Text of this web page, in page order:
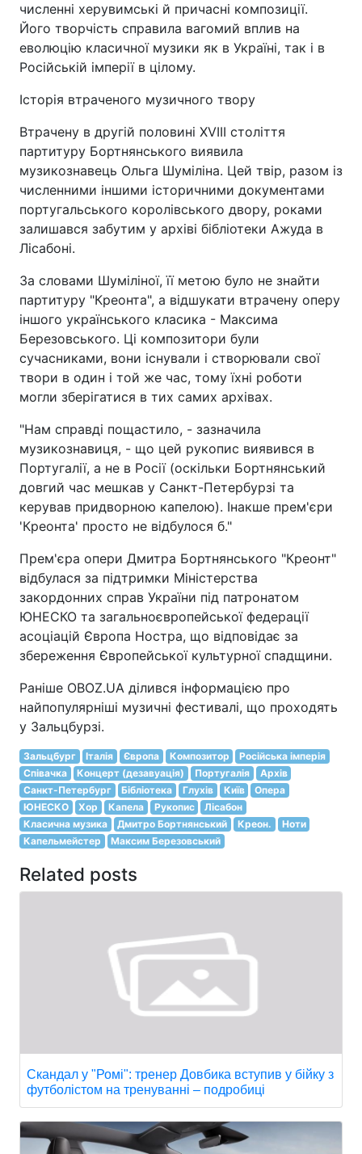
численні херувимські й причасні композиції.
Його творчість справила вагомий вплив на
еволюцію класичної музики як в Україні, так і в
Російській імперії в цілому.
Історія втраченого музичного твору
Втрачену в другій половині XVIII століття
партитуру Бортнянського виявила
музикознавець Ольга Шуміліна. Цей твір, разом із
численними іншими історичними документами
португальського королівського двору, роками
залишався забутим у архіві бібліотеки Ажуда в
Лісабоні.
За словами Шуміліної, її метою було не знайти
партитуру "Креонта", а відшукати втрачену оперу
іншого українського класика - Максима
Березовського. Ці композитори були
сучасниками, вони існували і створювали свої
твори в один і той же час, тому їхні роботи
могли зберігатися в тих самих архівах.
"Нам справді пощастило, - зазначила
музикознавиця, - що цей рукопис виявився в
Португалії, а не в Росії (оскільки Бортнянський
довгий час мешкав у Санкт-Петербурзі та
керував придворною капелою). Інакше прем'єри
'Креонта' просто не відбулося б."
Прем'єра опери Дмитра Бортнянського "Креонт"
відбулася за підтримки Міністерства
закордонних справ України під патронатом
ЮНЕСКО та загальноєвропейської федерації
асоціацій Європа Ностра, що відповідає за
збереження Європейської культурної спадщини.
Раніше OBOZ.UA ділився інформацією про
найпопулярніші музичні фестивалі, що проходять
у Зальцбурзі.
Зальцбург Італія Європа Композитор
Російська імперія
Співачка
Концерт (дезавуація) Португалія
Архів
Санкт-Петербург
Бібліотека Глухів Київ
Опера
ЮНЕСКО
Хор Капела Рукопис
Лісабон
Класична музика
Дмитро Бортнянський Креон.
Ноти
Капельмейстер
Максим Березовський
Related posts
Скандал у "Ромі": тренер Довбика вступив у бійку з
футболістом на тренуванні – подробиці